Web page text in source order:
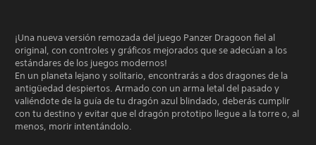
¡Una nueva versión remozada del juego Panzer Dragoon fiel al
original, con controles y gráficos mejorados que se adecúan a los
estándares de los juegos modernos!
En un planeta lejano y solitario, encontrarás a dos dragones de la
antigüedad despiertos. Armado con un arma letal del pasado y
valiéndote de la guía de tu dragón azul blindado, deberás cumplir
con tu destino y evitar que el dragón prototipo llegue a la torre o, al
menos, morir intentándolo.